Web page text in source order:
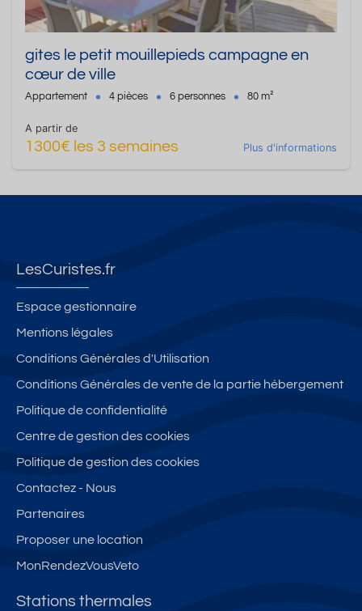
gites le petit mouillepieds campagne en
cœur de ville
Appartement 4 pièces 6 personnes 80 m²
A partir de
1300€ les 3 semaines Plus d'informations
LesCuristes.fr
Espace gestionnaire
Mentions légales
Conditions Générales d'Utilisation
Conditions Générales de vente de la partie hébergement
Politique de confidentialité
Centre de gestion des cookies
Politique de gestion des cookies
Contactez - Nous
Partenaires
Proposer une location
MonRendezVousVeto
Stations thermales